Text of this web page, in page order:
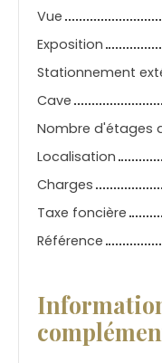
Vue
Exposition
Stationnement
Cave
Nombre d'étages
Localisation
Charges
Taxe foncière
Référence